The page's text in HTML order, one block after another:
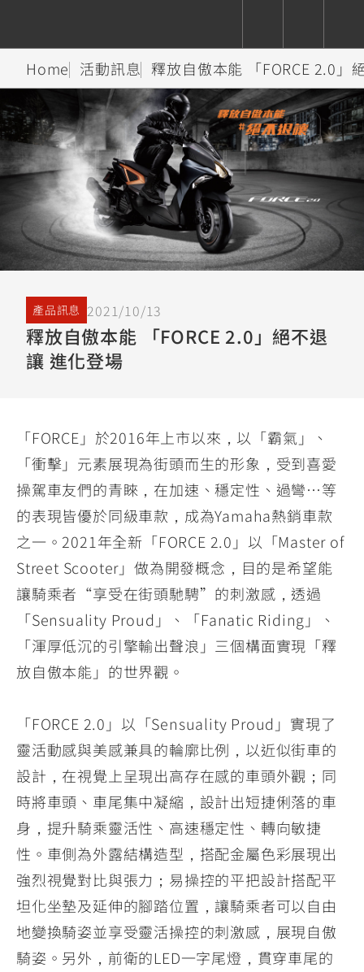
依風格 依排氣量
Super
Sport
Hyper
Naked
Sport
Heritage
YZF-R9
550+
550+
YZF-R3
YZF-R15
150
MT-
09
Y-
AMT
MT-
09
550+
550+
MT-
03
MT-
15
XSR
700
550+
155
150
依風格 依排氣量
Premium Sport FashionAdventureFamily
TMAX
550+
251~549
NMAX
AUGUR
150
CYGNUS
XR
150
CYGNUS
X
2.0
150
RS NEO
Limi
125
BW'S
125
AXIS
Z /
Zii
125
JOG
CUXiE
2.5 kw
追蹤愛車
我的愛車 瀏覽紀錄
Home 活動訊息 釋放自傲本能 「FORCE 2.0」
產品訊息 2021/10/13
釋放自傲本能 「FORCE 2.0」絕不退
讓 進化登場
「FORCE」於2016年上市以來，以「霸氣」、
「衝擊」元素展現為街頭而生的形象，受到喜愛
操駕車友們的青睞，在加速、穩定性、過彎…等
的表現皆優於同級車款，成為Yamaha熱銷車款
之一。2021年全新「FORCE 2.0」以「Master of
Street Scooter」做為開發概念，目的是希望能
讓騎乘者“享受在街頭馳騁”的刺激感，透過
「Sensuality Proud」、「Fanatic Riding」、
「渾厚低沉的引擎輸出聲浪」三個構面實現「釋
放自傲本能」的世界觀。
「FORCE 2.0」以「Sensuality Proud」實現了
靈活動感與美感兼具的輪廓比例，以近似街車的
設計，在視覺上呈現出高存在感的車頭外觀；同
時將車頭、車尾集中凝縮，設計出短捷俐落的車
身，提升騎乘靈活性、高速穩定性、轉向敏捷
性。車側為外露結構造型，搭配金屬色彩展現出
強烈視覺對比與張力；易操控的平把設計搭配平
坦化坐墊及延伸的腳踏位置，讓騎乘者可以自由
地變換騎姿並享受靈活操控的刺激感，展現自傲
騎姿。另外，前衛的LED一字尾燈，貫穿車尾的